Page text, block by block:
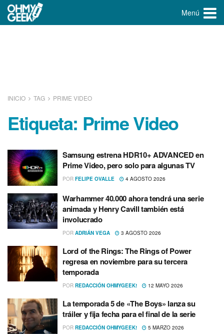
Menú
INICIO TAG PRIME VIDEO
Etiqueta: Prime Video
Samsung estrena HDR10+ ADVANCED en
Prime Video, pero solo para algunas TV
POR FELIPE OVALLE 4 AGOSTO 2026
Warhammer 40.000 ahora tendrá una serie
animada y Henry Cavill también está
involucrado
POR ADRIÁN VEGA 3 AGOSTO 2026
Lord of the Rings: The Rings of Power
regresa en noviembre para su tercera
temporada
POR REDACCIÓN OHMYGEEK! 12 MAYO 2026
La temporada 5 de «The Boys» lanza su
tráiler y fija fecha para el final de la serie
POR REDACCIÓN OHMYGEEK! 5 MARZO 2026